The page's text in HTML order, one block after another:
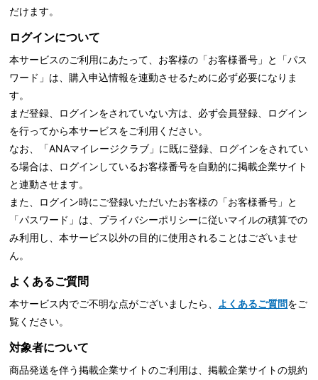
だけます。
ログインについて
本サービスのご利用にあたって、お客様の「お客様番号」と「パス
ワード」は、購入申込情報を連動させるために必ず必要になりま
す。
まだ登録、ログインをされていない方は、必ず会員登録、ログイン
を行ってから本サービスをご利用ください。
なお、「ANAマイレージクラブ」に既に登録、ログインをされてい
る場合は、ログインしているお客様番号を自動的に掲載企業サイト
と連動させます。
また、ログイン時にご登録いただいたお客様の「お客様番号」と
「パスワード」は、 プライバシーポリシーに従いマイルの積算での
み利用し、本サービス以外の目的に使用されることはございませ
ん。
よくあるご質問
本サービス内でご不明な点がございましたら、 よくあるご質問をご
覧ください。
対象者について
商品発送を伴う掲載企業サイトのご利用は、掲載企業サイトの規約